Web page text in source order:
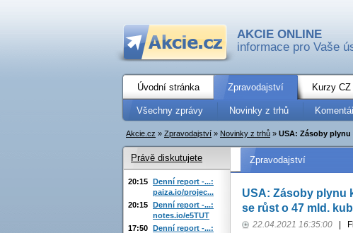
AKCIE ONLINE
informace pro Vaše
Úvodní stránka Zpravodajství Kurzy CZ
Všechny zprávy Novinky z trhů
Akcie.cz » Zpravodajství » Novinky z trhů » USA: Zásoby
Zpravodajství
USA: Zásoby plynu
se růst o 47 mld.
22.04.2021 16:35:00
Právě diskutujete
20:15 Denní report -...:
paiza.io/projec...
20:15 Denní report -...:
notes.io/e5TUT
17:50 Denní report -...: